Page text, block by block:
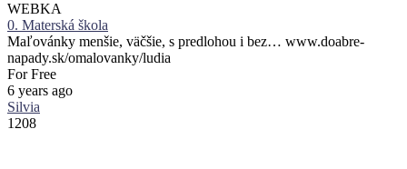
WEBKA
0. Materská škola
Maľovánky menšie, väčšie, s predlohou i bez… www.doabre-
napady.sk/omalovanky/ludia
For Free
6 years ago
Silvia
1208